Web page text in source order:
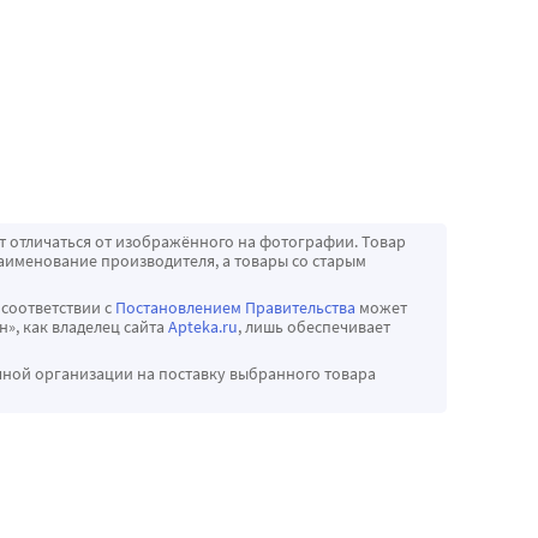
от изображённого на фотографии. Товар
производителя, а товары со старым
с Постановлением Правительства может
как владелец сайта Apteka.ru, лишь обеспечивает
организации на поставку выбранного товара